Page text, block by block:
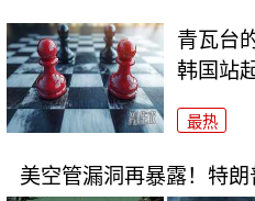
青瓦台
韩国站
最热
美空管漏洞再暴露！特